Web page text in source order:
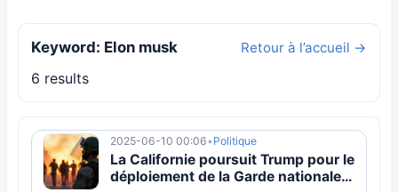
Keyword: Elon musk Retour à l’accueil →
6 results
2025-06-10 00:06• Politique
La Californie poursuit Trump pour le
déploiement de la Garde nationale